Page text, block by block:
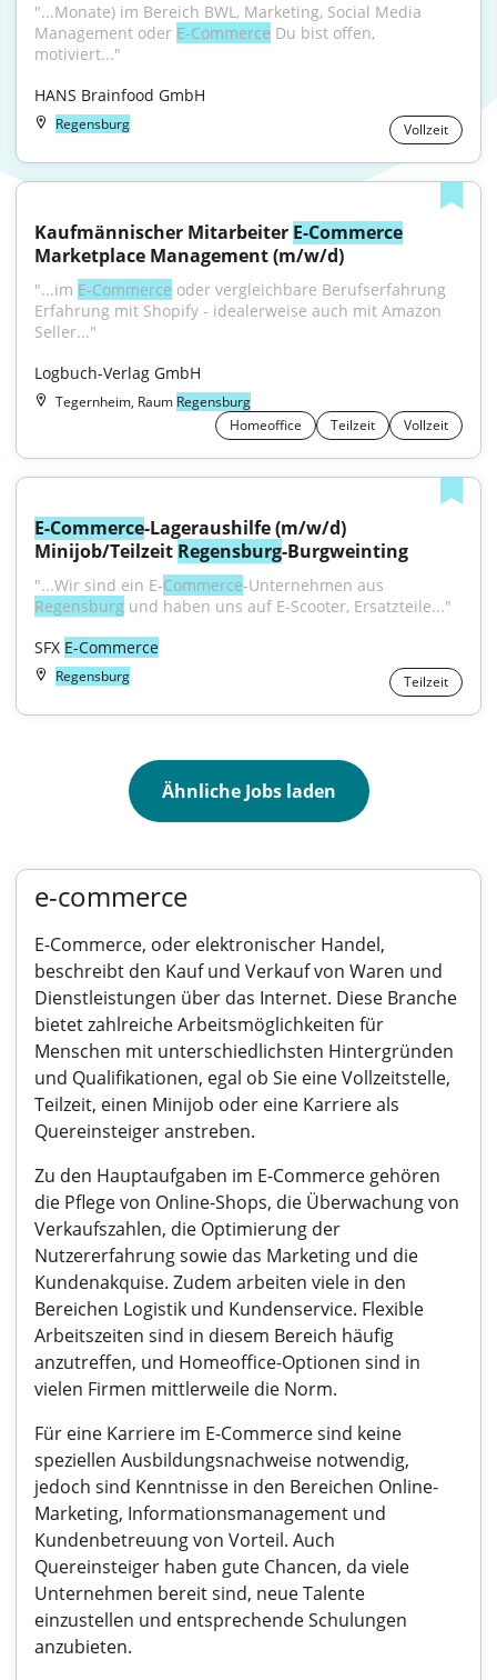
"...Monate) im Bereich BWL, Marketing, Social Media
Management oder E-Commerce Du bist offen,
motiviert..."
HANS Brainfood GmbH
Regensburg Vollzeit
Kaufmännischer Mitarbeiter E-Commerce
Marketplace Management (m/w/d)
"...im E-Commerce oder vergleichbare Berufserfahrung
Erfahrung mit Shopify - idealerweise auch mit Amazon
Seller..."
Logbuch-Verlag GmbH
Tegernheim, Raum Regensburg
Homeoffice
Teilzeit Vollzeit
E-Commerce-Lageraushilfe (m/w/d)
Minijob/Teilzeit Regensburg-Burgweinting
"...Wir sind ein E-Commerce
Regensburg und haben uns auf E-Scooter, Ersatzteile..."
SFX E-Commerce
Regensburg Teilzeit
Ähnliche Jobs laden
e-commerce
E-Commerce, oder elektronischer Handel,
beschreibt den Kauf und Verkauf von Waren und
Dienstleistungen über das Internet. Diese Branche
bietet zahlreiche Arbeitsmöglichkeiten für
Menschen mit unterschiedlichsten Hintergründen
und Qualifikationen, egal ob Sie eine Vollzeitstelle,
Teilzeit, einen Minijob oder eine Karriere als
Quereinsteiger anstreben.
Zu den Hauptaufgaben im E-Commerce gehören
die Pflege von Online-Shops, die Überwachung von
Verkaufszahlen, die Optimierung der
Nutzererfahrung sowie das Marketing und die
Kundenakquise. Zudem arbeiten viele in den
Bereichen Logistik und Kundenservice. Flexible
Arbeitszeiten sind in diesem Bereich häufig
anzutreffen, und Homeoffice-Optionen sind in
vielen Firmen mittlerweile die Norm.
Für eine Karriere im E-Commerce sind keine
speziellen Ausbildungsnachweise notwendig,
jedoch sind Kenntnisse in den Bereichen Online-
Marketing, Informationsmanagement und
Kundenbetreuung von Vorteil. Auch
Quereinsteiger haben gute Chancen, da viele
Unternehmen bereit sind, neue Talente
einzustellen und entsprechende Schulungen
anzubieten.